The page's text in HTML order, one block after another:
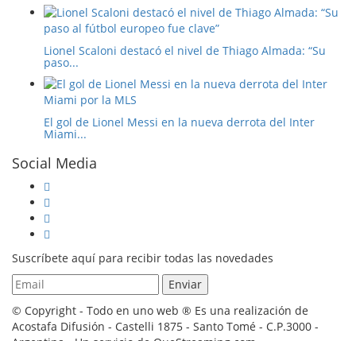
Lionel Scaloni destacó el nivel de Thiago Almada: “Su
paso...
El gol de Lionel Messi en la nueva derrota del Inter
Miami...
Social Media
Suscríbete aquí para recibir todas las novedades
© Copyright - Todo en uno web ® Es una realización de
Acostafa Difusión - Castelli 1875 - Santo Tomé - C.P.3000 -